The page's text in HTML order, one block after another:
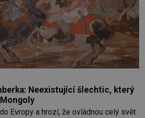
Neexistující šlechtic, který
Evropy a hrozí, že ovládnou celý svět.